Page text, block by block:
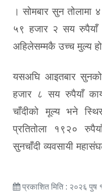
। सोमबार सुन
५९ हजार २ सय रुपैयाँ
अहिलेसम्मकै उच्च मुल्य
यसअघि आइतबार
हजार ८ सय रुपैयाँ
चाँदीको मूल्य भने
प्रतितोला १९२०
सुनचाँदी व्यवसायी
प्रकाशित मिति : २०२६ पुष